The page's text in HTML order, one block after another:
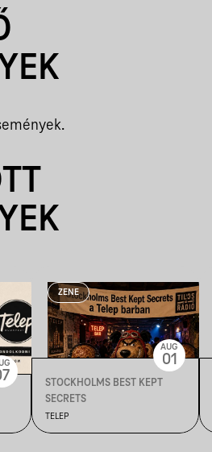
ZENE
STOCKHOLMS BEST KEPT
SECRETS
TELEP
AUG
01